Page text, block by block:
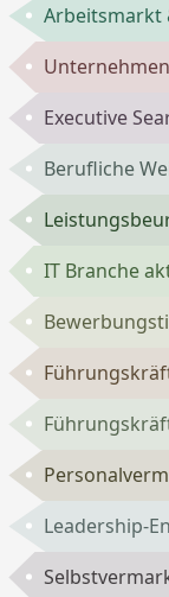
Executive
Berufliche
IT Branche
Leadership-